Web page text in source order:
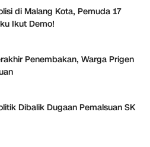
di Malang Kota, Pemuda 17
Ikut Demo!
Penembakan, Warga Prigen
Dibalik Dugaan Pemalsuan SK